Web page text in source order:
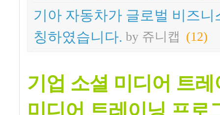
기아 자동차가 글로벌 비즈
칭하였습니다. by 쥬니캡 (12)
기업 소셜 미디어 트
미디어 트레이닝 프로